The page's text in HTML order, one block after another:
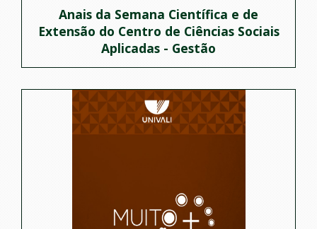
Anais da Semana Científica e de
Extensão do Centro de Ciências Sociais
Aplicadas - Gestão